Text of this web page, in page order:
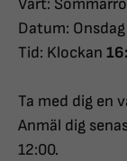
Vart:
Datum:
Tid: Klockan
Ta med dig en
Anmäl dig
12:00.